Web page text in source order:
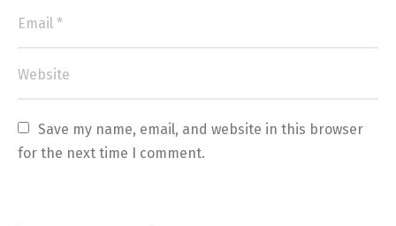
Save my name, email, and website in this browser
for the next time I comment.